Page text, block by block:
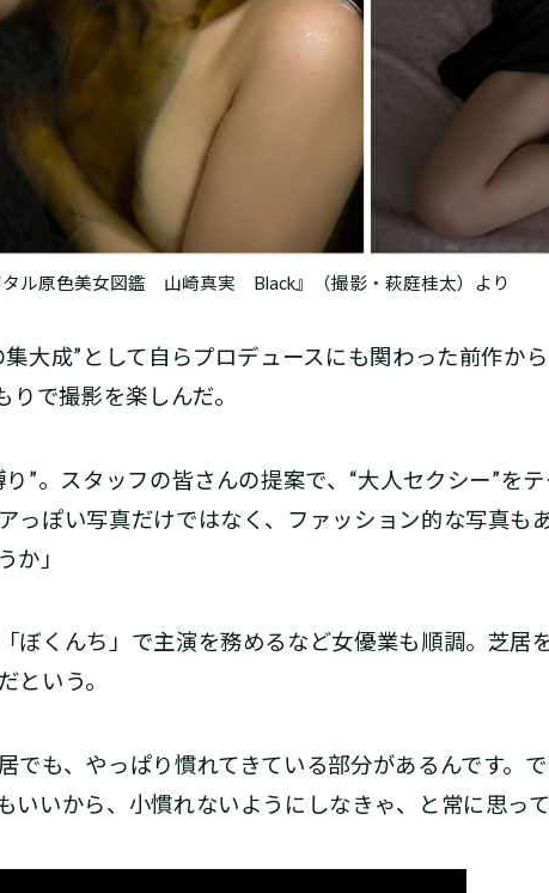
タル原色美女図鑑 山崎真実 Black』（撮影・萩庭桂太）より
大成”として自らプロデュースにも関わった前作か
りで撮影を楽しんだ。
り”。スタッフの皆さんの提案で、“大人セクシー”を
っぽい写真だけではなく、ファッション的な写真も
か」
ぼくんち」で主演を務めるなど女優業も順調。芝居
という。
でも、やっぱり慣れてきている部分があるんです。
いいから、小慣れないようにしなきゃ、と常に思って